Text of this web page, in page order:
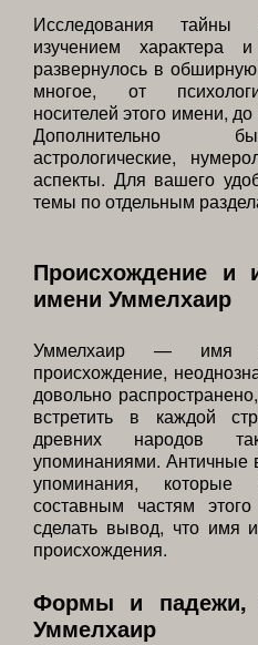
Исследования
изучением характера
развернулось в
многое, от
носителей этого имени,
Дополнительно
астрологические,
аспекты. Для вашего
темы по отдельным
Происхождение и
имени Уммелхаир
Уммелхаир — имя
происхождение,
довольно
встретить в каждой
древних народов
упоминаниями. Античные
упоминания,
составным частям
сделать вывод, что имя
происхождения.
Формы и падежи,
Уммелхаир